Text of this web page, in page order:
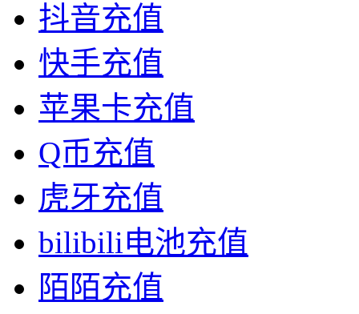
抖音充值
快手充值
苹果卡充值
Q币充值
虎牙充值
bilibili电池充值
陌陌充值